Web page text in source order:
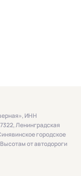
ИНН
Ленинградская
городское
от автодороги